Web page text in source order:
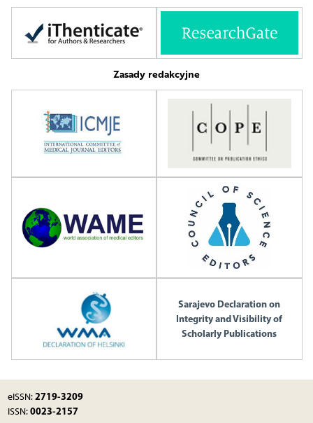
Zasady redakcyjne
Sarajevo Declaration on
Integrity and Visibility of
Scholarly Publications
eISSN:2719-3209
ISSN:0023-2157